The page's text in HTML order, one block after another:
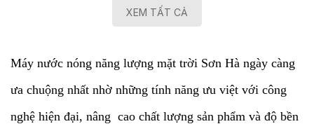
XEM TẤT CẢ
Máy nước nóng năng lượng mặt trời Sơn Hà ngày càng
ưa chuộng nhất nhờ những tính năng ưu việt với công
nghệ hiện đại, nâng cao chất lượng sản phẩm và độ bền